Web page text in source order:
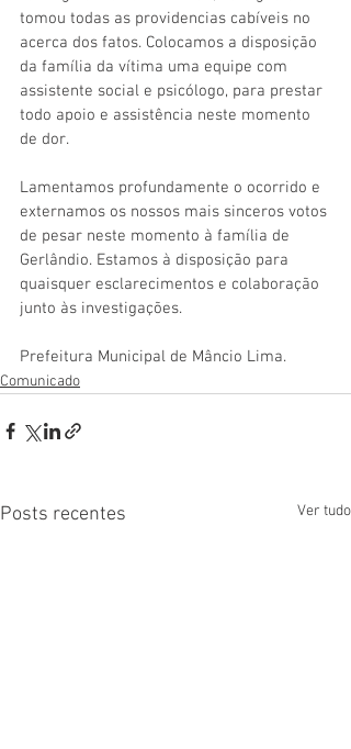
tomou todas as providencias cabíveis no
acerca dos fatos. Colocamos a disposição
da família da vítima uma equipe com
assistente social e psicólogo, para prestar
todo apoio e assistência neste momento
de dor.
Lamentamos profundamente o ocorrido e
externamos os nossos mais sinceros votos
de pesar neste momento à família de
Gerlândio. Estamos à disposição para
quaisquer esclarecimentos e colaboração
junto às investigações.
Prefeitura Municipal de Mâncio Lima.
Comunicado
Posts recentes Ver tudo